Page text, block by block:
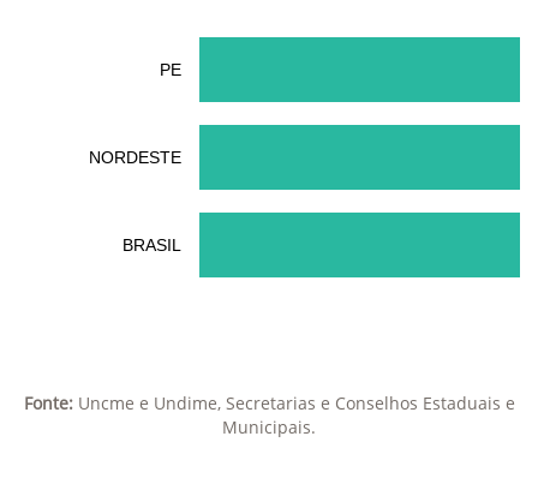
PE
NORDESTE
BRASIL
Fonte:Uncme e Undime, Secretarias e Conselhos Estaduais e
Municipais.